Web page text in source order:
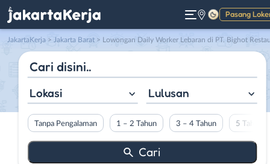
Pasang
Gelap
JakartaKerja > Jakarta Barat > Lowongan Daily Worker Lebaran di PT. Bighot Restaurant Indonesia
Lokasi Lulusan
Tanpa Pengalaman 1 – 2 Tahun 3 – 4 Tahun 5 Tahun